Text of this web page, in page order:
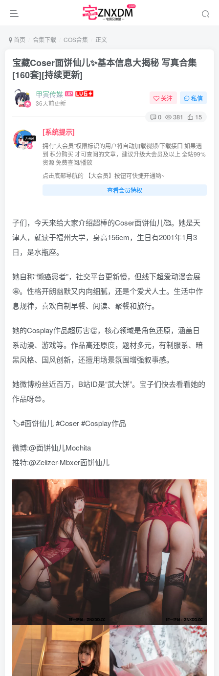
首页 合集下载 COS合集 正文
宝藏Coser面饼仙儿✨基本信息大揭秘 写真合集
[160套][持续更新]
甲寅传媒
36天前更新
关注 私信
0 381 15
[系统提示]
拥有“大会员”权限标识的用户将自动加载视频/下载接口 如果遇
到 积分购买 才可查阅的文章，建议升级大会员及以上 全站99%
资源 免费查阅/播放
点击底部导航的 【大会员】按钮可快捷开通哟~
查看会员特权
子们，今天来给大家介绍超棒的Coser面饼仙儿🥰。她是天
津人，就读于福州大学，身高156cm，生日有2001年1月3
日，是水瓶座。
她自称“懒癌患者”，社交平台更新慢，但线下超爱动漫会展
🤩。性格开朗幽默又内向细腻，还是个爱犬人士。生活中作
息规律，喜欢自制早餐、阅读、聚餐和旅行。
她的Cosplay作品超厉害👏，核心领域是角色还原，涵盖日
系动漫、游戏等。作品高还原度，题材多元，有制服系、暗
黑风格、国风创新，还擅用场景氛围增强叙事感。
她微博粉丝近百万，B站ID是“武大饼”。宝子们快去看看她的
作品呀😍。
🏷️#面饼仙儿 #Coser #Cosplay作品
微博:@面饼仙儿Mochita
推特:@Zelizer-Mbxer面饼仙儿